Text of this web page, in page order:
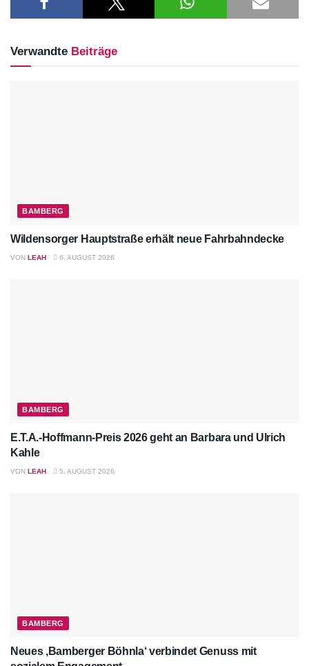
Verwandte Beiträge
BAMBERG
Wildensorger Hauptstraße erhält neue Fahrbahndecke
VON LEAH 6. AUGUST 2026
BAMBERG
E.T.A.-Hoffmann-Preis 2026 geht an Barbara und Ulrich
Kahle
VON LEAH 5. AUGUST 2026
BAMBERG
Neues ‚Bamberger Böhnla‘ verbindet Genuss mit